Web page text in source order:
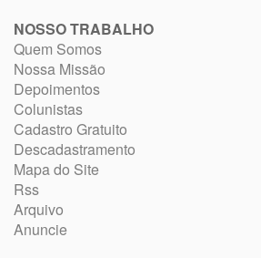
NOSSO TRABALHO
Quem Somos
Nossa Missão
Depoimentos
Colunistas
Cadastro Gratuito
Descadastramento
Mapa do Site
Rss
Arquivo
Anuncie